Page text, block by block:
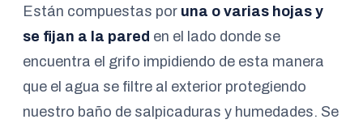
Están compuestas por una o varias hojas y
se fijan a la pared en el lado donde se
encuentra el grifo impidiendo de esta manera
que el agua se filtre al exterior protegiendo
nuestro baño de salpicaduras y humedades. Se